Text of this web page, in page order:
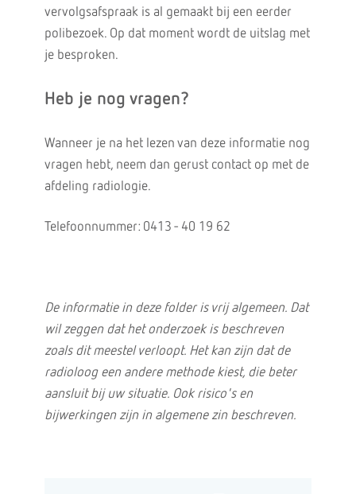
vervolgsafspraak is al gemaakt bij een eerder
polibezoek. Op dat moment wordt de uitslag met
je besproken.
Heb je nog vragen?
Wanneer je na het lezen van deze informatie nog
vragen hebt, neem dan gerust contact op met de
afdeling radiologie.
Telefoonnummer: 0413 - 40 19 62
De informatie in deze folder is vrij algemeen. Dat
wil zeggen dat het onderzoek is beschreven
zoals dit meestel verloopt. Het kan zijn dat de
radioloog een andere methode kiest, die beter
aansluit bij uw situatie. Ook risico's en
bijwerkingen zijn in algemene zin beschreven.